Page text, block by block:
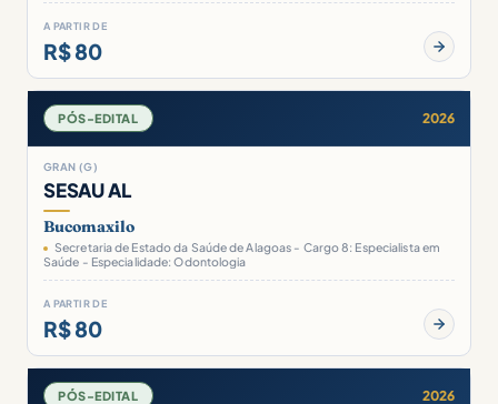
A PARTIR DE
R$ 80
PÓS-EDITAL 2026
GRAN (G)
SESAU AL
Bucomaxilo
Secretaria de Estado da Saúde de Alagoas - Cargo 8: Especialista em
Saúde - Especialidade: Odontologia
A PARTIR DE
R$ 80
PÓS-EDITAL 2026